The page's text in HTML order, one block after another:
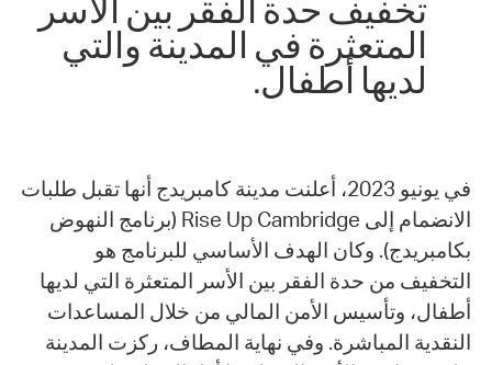
تخفيف حدة الفقر بين الأسر
المتعثرة في المدينة والتي
لديها أطفال.
في يونيو 2023، أعلنت مدينة كامبريدج أنها تقبل طلبات
الانضمام إلى Rise Up Cambridge (برنامج النهوض
بكامبريدج). وكان الهدف الأساسي للبرنامج هو
التخفيف من حدة الفقر بين الأسر المتعثرة التي لديها
أطفال، وتأسيس الأمن المالي من خلال المساعدات
النقدية المباشرة. وفي نهاية المطاف، ركزت المدينة